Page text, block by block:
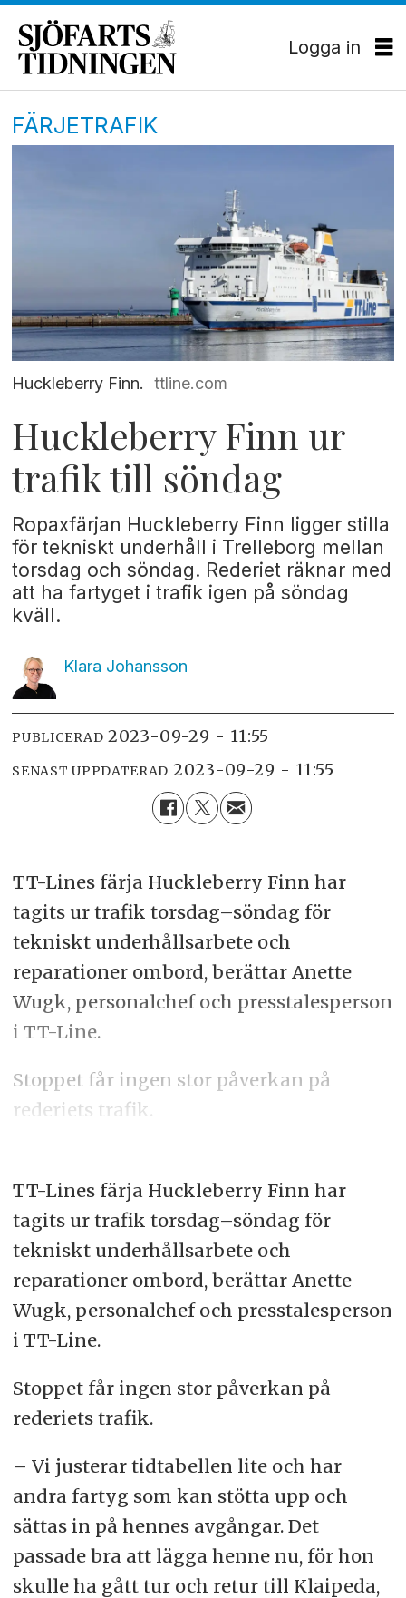
Logga in
FÄRJETRAFIK
Huckleberry Finn. ttline.com
Huckleberry Finn ur
trafik till söndag
Ropaxfärjan Huckleberry Finn ligger stilla
för tekniskt underhåll i Trelleborg mellan
torsdag och söndag. Rederiet räknar med
att ha fartyget i trafik igen på söndag
kväll.
Klara Johansson
PUBLICERAD 2023-09-29 - 11:55
SENAST UPPDATERAD 2023-09-29 - 11:55
TT-Lines färja Huckleberry Finn har
tagits ur trafik torsdag–söndag för
tekniskt underhållsarbete och
reparationer ombord, berättar Anette
Wugk, personalchef och presstalesperson
i TT-Line.
Stoppet får ingen stor påverkan på
rederiets trafik.
TT-Lines färja Huckleberry Finn har
tagits ur trafik torsdag–söndag för
tekniskt underhållsarbete och
reparationer ombord, berättar Anette
Wugk, personalchef och presstalesperson
i TT-Line.
Stoppet får ingen stor påverkan på
rederiets trafik.
– Vi justerar tidtabellen lite och har
andra fartyg som kan stötta upp och
sättas in på hennes avgångar. Det
passade bra att lägga henne nu, för hon
skulle ha gått tur och retur till Klaipeda,